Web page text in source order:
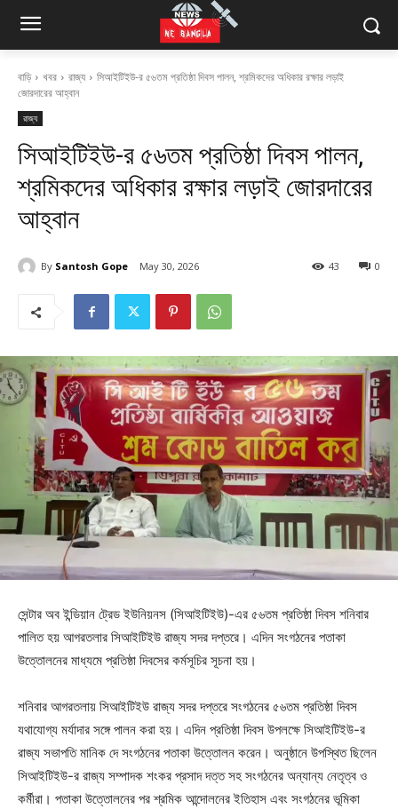
বাড়ি খবর রাজ্য
সিআইটিইউ-র ৫৬তম প্রতিষ্ঠা দিবস পালন, শ্রমিকদের অধিকার রক্ষার লড়াই
জোরদারের আহ্বান
রাজ্য
সিআইটিইউ-র ৫৬তম প্রতিষ্ঠা দিবস পালন,
শ্রমিকদের অধিকার রক্ষার লড়াই জোরদারের
আহ্বান
By Santosh Gope May 30, 2026 0
43
সেন্টার অব ইন্ডিয়ান ট্রেড ইউনিয়নস (সিআইটিইউ)-এর ৫৬তম প্রতিষ্ঠা দিবস শনিবার
পালিত হয় আগরতলার সিআইটিইউ রাজ্য সদর দপ্তরে। এদিন সংগঠনের পতাকা
উত্তোলনের মাধ্যমে প্রতিষ্ঠা দিবসের কর্মসূচির সূচনা হয়।
শনিবার আগরতলায় সিআইটিইউ রাজ্য সদর দপ্তরে সংগঠনের ৫৬তম প্রতিষ্ঠা দিবস
যথাযোগ্য মর্যাদার সঙ্গে পালন করা হয়। এদিন প্রতিষ্ঠা দিবস উপলক্ষে সিআইটিইউ-র
রাজ্য সভাপতি মানিক দে সংগঠনের পতাকা উত্তোলন করেন। অনুষ্ঠানে উপস্থিত ছিলেন
সিআইটিইউ-র রাজ্য সম্পাদক শংকর প্রসাদ দত্ত সহ সংগঠনের অন্যান্য নেতৃত্ব ও
কর্মীরা। পতাকা উত্তোলনের পর শ্রমিক আন্দোলনের ইতিহাস এবং সংগঠনের ভূমিকা